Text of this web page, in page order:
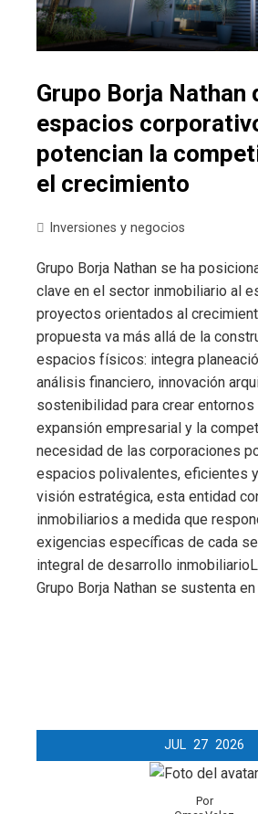
Grupo Borja Nathan
espacios
potencian la
el crecimiento
Inversiones y negocios
Grupo Borja Nathan se ha
clave en el sector inmobiliario al
proyectos orientados al
propuesta va más allá de la
espacios físicos: integra
análisis financiero, innovación
sostenibilidad para crear
expansión empresarial y la
necesidad de las corporaciones
espacios polivalentes, eficientes
visión estratégica, esta entidad
inmobiliarios a medida que
exigencias específicas de cada
integral de desarrollo
Grupo Borja Nathan se sustenta
JUL 27 2026
Por